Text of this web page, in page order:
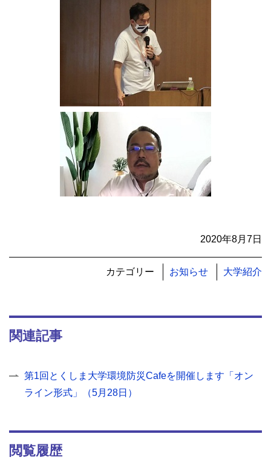
2020年8月7日
カテゴリー お知らせ 大学紹介
関連記事
第1回とくしま大学環境防災Cafeを開催します「オン
ライン形式」（5月28日）
閲覧履歴